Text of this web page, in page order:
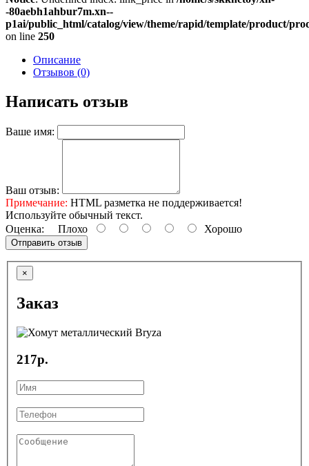
-80aebh1ahbur7m.xn--
p1ai/public_html/catalog/view/theme/rapid/template/product/
on line 250
Описание
Отзывов (0)
Написать отзыв
Ваше имя:
Ваш отзыв:
Примечание: HTML разметка не поддерживается!
Используйте обычный текст.
Оценка: Плохо Хорошо
Отправить отзыв
×
Заказ
217р.